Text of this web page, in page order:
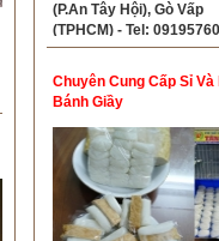
(P.An Tây Hội), Gò Vấp
(TPHCM) - Tel:
Chuyên Cung Cấp Sỉ Và
Bánh Giầy